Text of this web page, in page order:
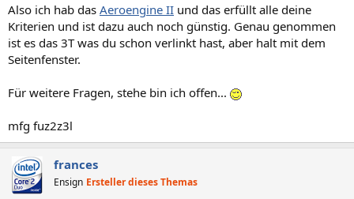
Also ich hab das Aeroengine II und das erfüllt alle deine
Kriterien und ist dazu auch noch günstig. Genau genommen
ist es das 3T was du schon verlinkt hast, aber halt mit dem
Seitenfenster.
Für weitere Fragen, stehe bin ich offen...
mfg fuz2z3l
frances
Ensign Ersteller dieses Themas